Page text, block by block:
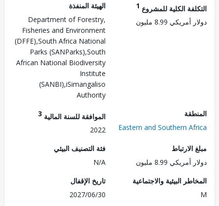
الكلية للمشروع1
8.99 مليون
الهيئة المنفذة
Department of Forestry,
Fisheries and Environment
(DFFE),South Africa National
Parks (SANParks),South
African National Biodiversity
Institute
(SANBI),iSimangaliso
Authority
Eastern and Southern
الموافقة للسنة المالية3
2022
8.99 مليون
فئة التصنيف البيئي
البيئية والاجتماعية
تاريخ الإقفال
2027/06/30